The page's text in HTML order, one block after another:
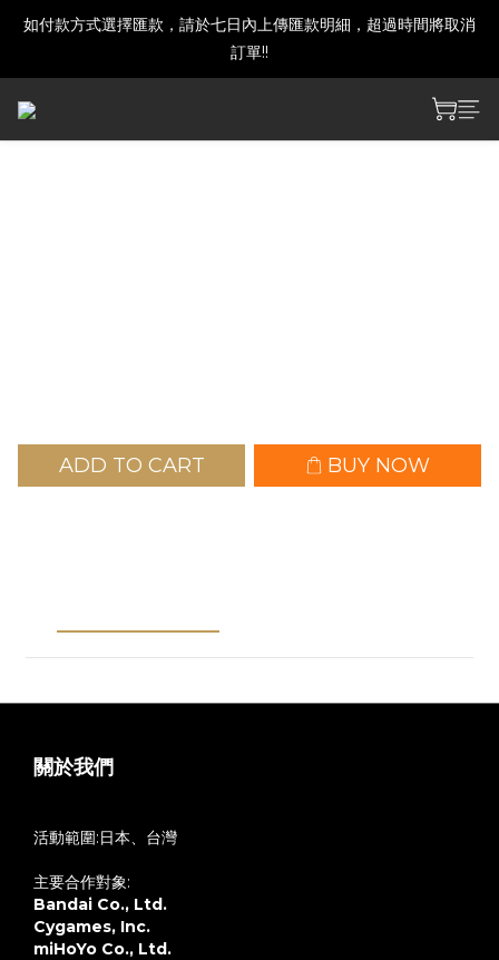
建議下單前發訊確認商品是否還有庫存喔!
如付款方式選擇匯款，請於七日內上傳匯款明細，超過時間將取消
訂單!!
ADD TO CART BUY NOW
關於我們
活動範圍:日本、台灣
主要合作對象:
Bandai Co., Ltd.
Cygames, Inc.
miHoYo Co., Ltd.